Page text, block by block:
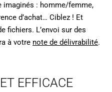
imaginés : homme/femme,
d’achat… Ciblez ! Et
fichiers. L’envoi sur des
à votre note de délivrabilité.
EFFICACE